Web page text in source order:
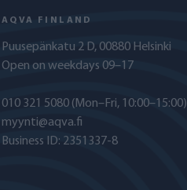
AQVA FINLAND
Puusepänkatu 2 D, 00880 Helsinki
Open on weekdays 09–17
010 321 5080 (Mon–Fri, 10:00–15:00)
myynti@aqva.fi
Business ID: 2351337-8